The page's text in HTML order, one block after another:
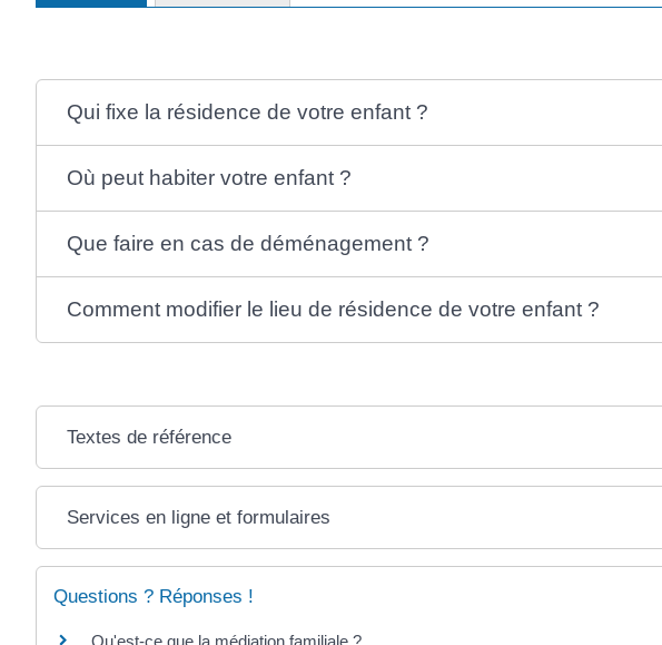
Qui fixe la résidence de votre enfant ?
Où peut habiter votre enfant ?
Que faire en cas de déménagement ?
Comment modifier le lieu de résidence de votre enfant ?
Textes de référence
Services en ligne et formulaires
Questions ? Réponses !
Qu'est-ce que la médiation familiale ?